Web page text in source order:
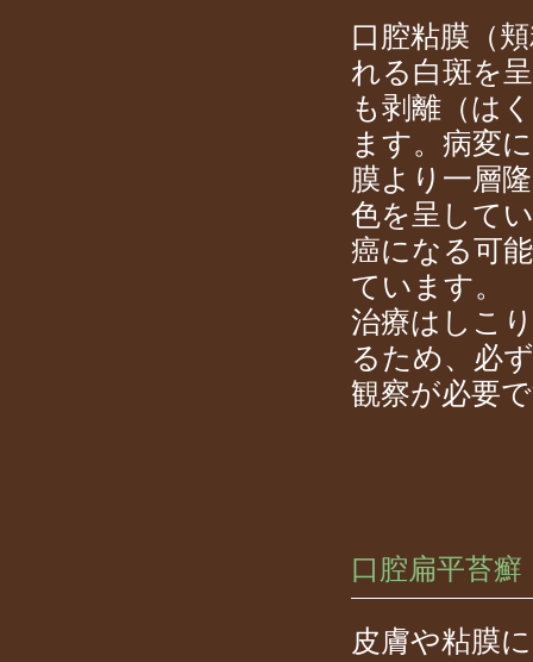
口腔粘膜（
れる白斑を
も剥離（は
ます。病変
膜より一層
色を呈して
癌になる可
ています。
治療はしこ
るため、必
観察が必要
口腔扁平苔
皮膚や粘膜